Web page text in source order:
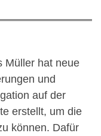
Müller hat neue
und
auf der
erstellt, um die
können. Dafür